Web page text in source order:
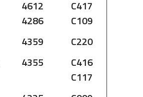
4612
C417
4286
C109
4359
C220
4355
C416
C117